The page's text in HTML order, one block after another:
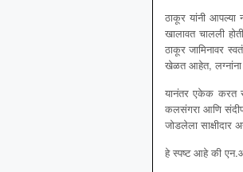
ठाकूर यांनी आपल्या
खालावत चालली
ठाकूर जामिनावर
खेळत आहेत, लग्नांना
यानंतर एकेक करत
कलसंगरा आणि संदीप
जोडलेला साक्षीदार
हे स्पष्ट आहे की